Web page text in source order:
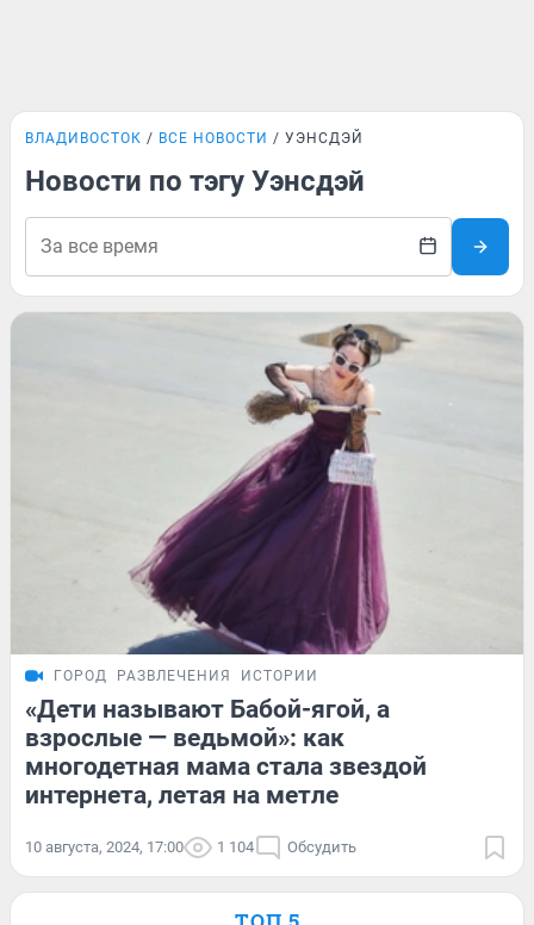
ВЛАДИВОСТОК ВСЕ НОВОСТИ УЭНСДЭЙ
Новости по тэгу Уэнсдэй
ГОРОД РАЗВЛЕЧЕНИЯ ИСТОРИИ
«Дети называют Бабой-ягой, а
взрослые — ведьмой»: как
многодетная мама стала звездой
интернета, летая на метле
10 августа, 2024, 17:00 1 104 Обсудить